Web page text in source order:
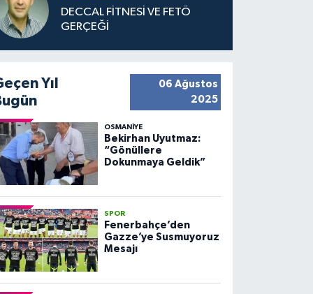
DECCAL FİTNESİ VE FETÖ
GERÇEĞİ
Yıl
06 Ağustos
2025
OSMANIYE
Bekirhan Uyutmaz:
“Gönüllere
Dokunmaya Geldik”
SPOR
Fenerbahçe’den
Gazze’ye Susmuyoruz
Mesajı